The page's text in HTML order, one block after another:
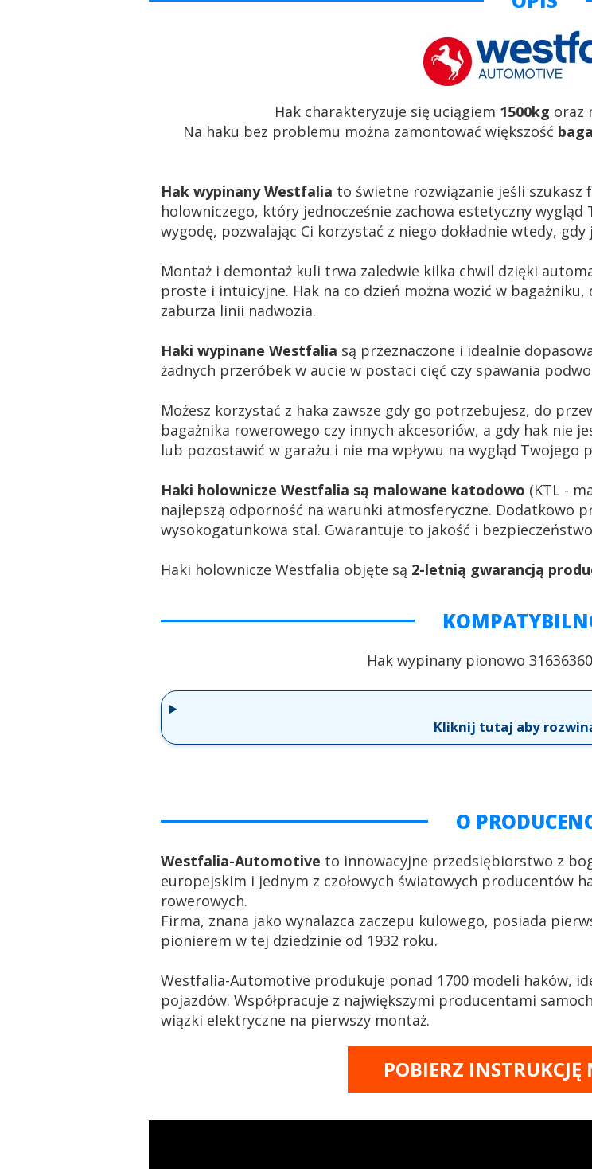
Hak charakteryzuje się uciągiem 1500kg oraz
Na haku bez problemu można zamontować większość
Hak wypinany Westfalia to świetne rozwiązanie jeśli szukasz
holowniczego, który jednocześnie zachowa estetyczny wygląd
wygodę, pozwalając Ci korzystać z niego dokładnie wtedy,
Montaż i demontaż kuli trwa zaledwie kilka chwil dzięki
proste i intuicyjne. Hak na co dzień można wozić w
zaburza linii nadwozia.
Haki wypinane Westfalia są przeznaczone i idealnie
żadnych przeróbek w aucie w postaci cięć czy spawania
Możesz korzystać z haka zawsze gdy go potrzebujesz, do
bagażnika rowerowego czy innych akcesoriów, a gdy hak nie
lub pozostawić w garażu i nie ma wpływu na wygląd Twojego
Haki holownicze Westfalia są malowane katodowo (KTL -
najlepszą odporność na warunki atmosferyczne. Dodatkowo
wysokogatunkowa stal. Gwarantuje to jakość i
Haki holownicze Westfalia objęte są 2-letnią gwarancją
Hak wypinany pionowo
Kliknij tutaj aby
O
Westfalia-Automotive to innowacyjne przedsiębiorstwo z
europejskim i jednym z czołowych światowych producentów
rowerowych.
Firma, znana jako wynalazca zaczepu kulowego, posiada
pionierem w tej dziedzinie od 1932 roku.
Westfalia-Automotive produkuje ponad 1700 modeli haków,
pojazdów. Współpracuje z największymi producentami
wiązki elektryczne na pierwszy montaż.
POBIERZ